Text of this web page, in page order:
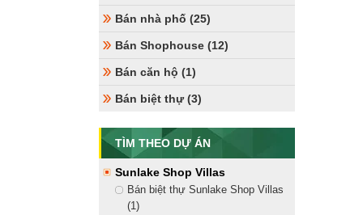
Bán nhà phố (25)
Bán Shophouse (12)
Bán căn hộ (1)
Bán biệt thự (3)
TÌM THEO DỰ ÁN
Sunlake Shop Villas
Bán biệt thự Sunlake Shop Villas
(1)